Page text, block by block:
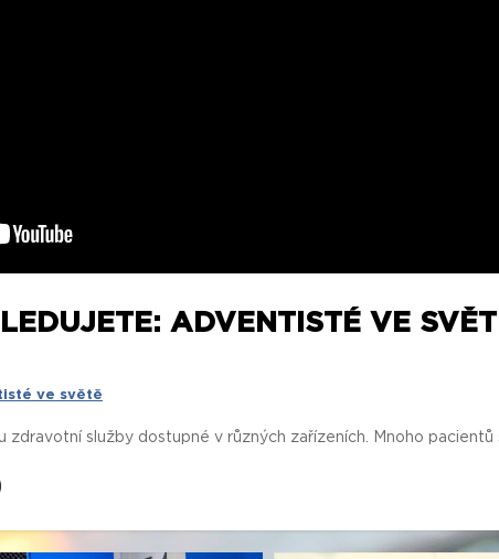
ADVENTISTÉ VE
ve světě
zdravotní služby dostupné v různých zařízeních. Mnoho